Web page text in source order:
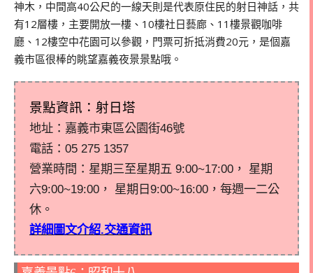
神木，中間高40公尺的一線天則是代表原住民的射日神話，共
有12層樓，主要開放一樓、 10樓社日藝廊、 11 樓景觀咖啡
廳、 12樓空中花園可以參觀，門票可折抵消費20元，是個嘉
義市區很棒的眺望嘉義夜景景點哦。
景點資訊：射日塔
地址：嘉義市東區公園街46號
電話： 05 275 1357
營業時間： 星期三至星期五 9:00~17:00， 星期
六9:00~19:00， 星期日9:00~16:00，每週一二公
休。
詳細圖文介紹.交通資訊